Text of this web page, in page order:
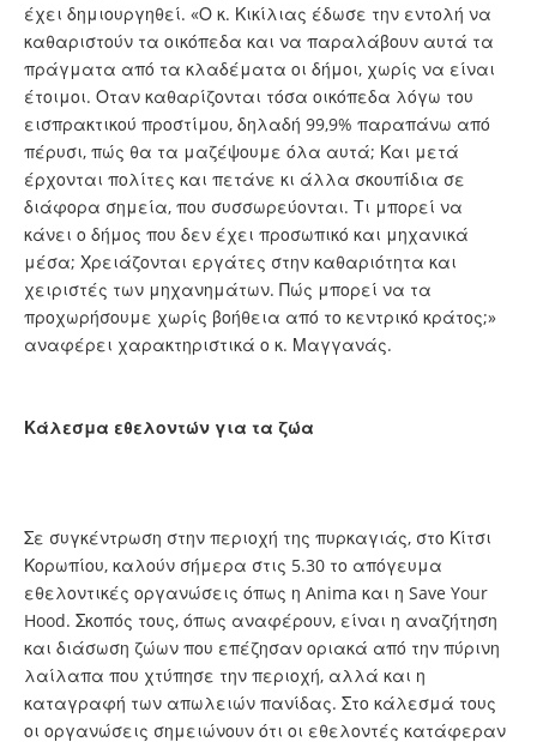
έχει δημιουργηθεί. «Ο κ. Κικίλιας έδωσε την εντολή να
καθαριστούν τα οικόπεδα και να παραλάβουν αυτά τα
πράγματα από τα κλαδέματα οι δήμοι, χωρίς να είναι
έτοιμοι. Οταν καθαρίζονται τόσα οικόπεδα λόγω του
εισπρακτικού προστίμου, δηλαδή 99,9% παραπάνω από
πέρυσι, πώς θα τα μαζέψουμε όλα αυτά; Και μετά
έρχονται πολίτες και πετάνε κι άλλα σκουπίδια σε
διάφορα σημεία, που συσσωρεύονται. Τι μπορεί να
κάνει ο δήμος που δεν έχει προσωπικό και μηχανικά
μέσα; Χρειάζονται εργάτες στην καθαριότητα και
χειριστές των μηχανημάτων. Πώς μπορεί να τα
προχωρήσουμε χωρίς βοήθεια από το κεντρικό κράτος;»
αναφέρει χαρακτηριστικά ο κ. Μαγγανάς.
Κάλεσμα εθελοντών για τα ζώα
Σε συγκέντρωση στην περιοχή της πυρκαγιάς, στο Κίτσι
Κορωπίου, καλούν σήμερα στις 5.30 το απόγευμα
εθελοντικές οργανώσεις όπως η Anima και η Save Your
Hood. Σκοπός τους, όπως αναφέρουν, είναι η αναζήτηση
και διάσωση ζώων που επέζησαν οριακά από την πύρινη
λαίλαπα που χτύπησε την περιοχή, αλλά και η
καταγραφή των απωλειών πανίδας. Στο κάλεσμά τους
οι οργανώσεις σημειώνουν ότι οι εθελοντές κατάφεραν